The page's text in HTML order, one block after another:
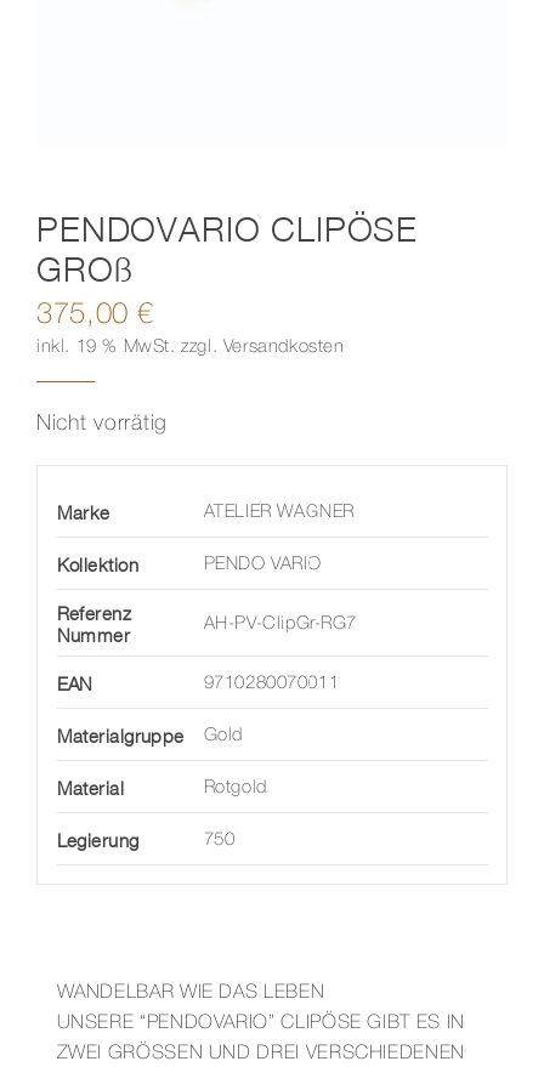
PENDOVARIO CLIPÖSE
GROß
375,00€
inkl. 19 % MwSt. zzgl. Versandkosten
Nicht vorrätig
Marke ATELIER WAGNER
Kollektion PENDO VARIO
Referenz
Nummer
AH-PV-ClipGr-RG7
EAN 9710280070011
Materialgruppe Gold
Material Rotgold
Legierung 750
WANDELBAR WIE DAS LEBEN
UNSERE “PENDOVARIO” CLIPÖSE GIBT ES IN
ZWEI GRÖSSEN UND DREI VERSCHIEDENEN